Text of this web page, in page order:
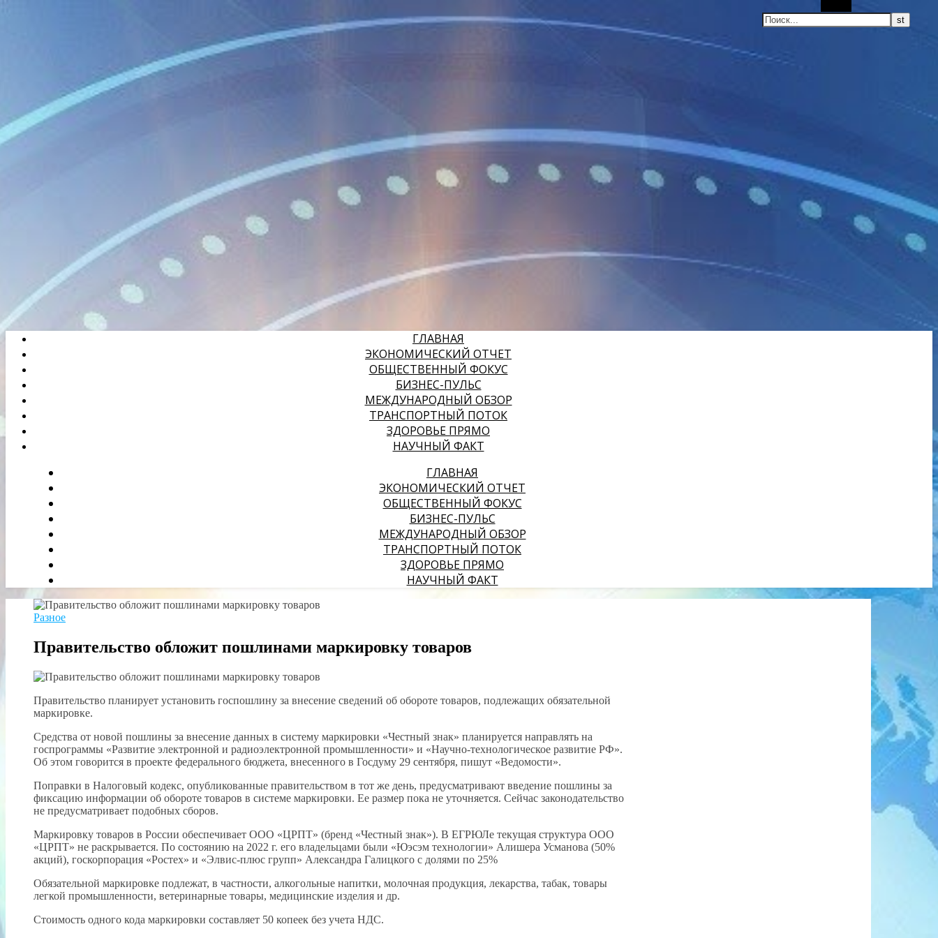
ГЛАВНАЯ
ЭКОНОМИЧЕСКИЙ ОТЧЕТ
ОБЩЕСТВЕННЫЙ ФОКУС
БИЗНЕС-ПУЛЬС
МЕЖДУНАРОДНЫЙ ОБЗОР
ТРАНСПОРТНЫЙ ПОТОК
ЗДОРОВЬЕ ПРЯМО
НАУЧНЫЙ ФАКТ
ГЛАВНАЯ
ЭКОНОМИЧЕСКИЙ ОТЧЕТ
ОБЩЕСТВЕННЫЙ ФОКУС
БИЗНЕС-ПУЛЬС
МЕЖДУНАРОДНЫЙ ОБЗОР
ТРАНСПОРТНЫЙ ПОТОК
ЗДОРОВЬЕ ПРЯМО
НАУЧНЫЙ ФАКТ
Разное
Правительство обложит пошлинами маркировку товаров
Правительство планирует установить госпошлину за внесение сведений об обороте товаров, подлежащих обязательной
маркировке.
Средства от новой пошлины за внесение данных в систему маркировки «Честный знак» планируется направлять на
госпрограммы «Развитие электронной и радиоэлектронной промышленности» и «Научно-технологическое развитие РФ».
Об этом говорится в проекте федерального бюджета, внесенного в Госдуму 29 сентября, пишут «Ведомости».
Поправки в Налоговый кодекс, опубликованные правительством в тот же день, предусматривают введение пошлины за
фиксацию информации об обороте товаров в системе маркировки. Ее размер пока не уточняется. Сейчас законодательство
не предусматривает подобных сборов.
Маркировку товаров в России обеспечивает ООО «ЦРПТ» (бренд «Честный знак»). В ЕГРЮЛе текущая структура ООО
«ЦРПТ» не раскрывается. По состоянию на 2022 г. его владельцами были «Юэсэм технологии» Алишера Усманова (50%
акций), госкорпорация «Ростех» и «Элвис-плюс групп» Александра Галицкого с долями по 25%
Обязательной маркировке подлежат, в частности, алкогольные напитки, молочная продукция, лекарства, табак, товары
легкой промышленности, ветеринарные товары, медицинские изделия и др.
Стоимость одного кода маркировки составляет 50 копеек без учета НДС.